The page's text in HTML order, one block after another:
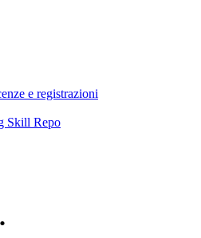
e registrazioni
Skill Repo